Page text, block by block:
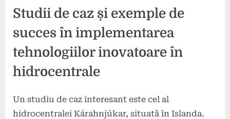
Studii de caz și exemple de
succes în implementarea
tehnologiilor inovatoare în
hidrocentrale
Un studiu de caz interesant este cel al
hidrocentralei Kárahnjúkar, situată în Islanda.